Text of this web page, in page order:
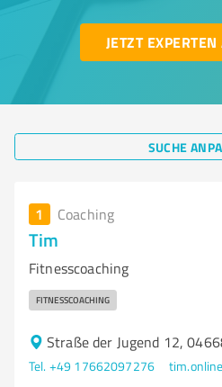
JETZT
SUCHE
1 Coaching
Tim
Fitnesscoaching
FITNESSCOACHING
Straße der Jugend 12,
Tel. +49 17662097276